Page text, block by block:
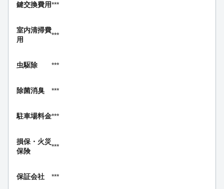
鍵交換費用***
室内清掃費
用
***
虫駆除 ***
除菌消臭 ***
駐車場料金***
損保・ 火災
保険
***
保証会社 ***